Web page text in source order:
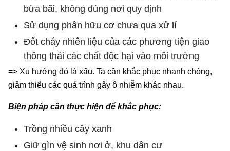
bừa bãi, không đúng nơi quy định
Sử dụng phân hữu cơ chưa qua xử lí
Đốt cháy nhiên liệu của các phương tiện giao
thông thải các chất độc hại vào môi trường
=> Xu hướng đó là xấu. Ta cần khắc phục nhanh chóng,
giảm thiểu các quá trình gây ô nhiễm khác nhau.
Biện pháp cần thực hiện để khắc phục:
Trồng nhiều cây xanh
Giữ gìn vệ sinh nơi ở, khu dân cư